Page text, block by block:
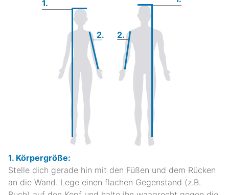
1.
2. 2.
1. Körpergröße:
Stelle dich gerade hin mit den Füßen und dem Rücken
an die Wand. Lege einen flachen Gegenstand (z.B.